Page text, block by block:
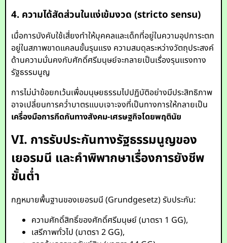
4. ความได้สัดส่วนในแง่เข้มงวด (stricto sensu)
เมื่อการบังคับใช้เสี่ยงทำให้บุคคลและเด็กที่อยู่ในความอุปการะตก
อยู่ในสภาพขาดแคลนขั้นรุนแรง ความสมดุลระหว่างวัตถุประสงค์
ด้านความมั่นคงกับศักดิ์ศรีมนุษย์จะกลายเป็นเรื่องรุนแรงทาง
รัฐธรรมนูญ
การไม่นำข้อยกเว้นเพื่อมนุษยธรรมไปปฏิบัติอย่างมีประสิทธิภาพ
อาจเปลี่ยนการคว่ำบาตรแบบเจาะจงที่เป็นทางการให้กลายเป็น
เครื่องมือการกีดกันทางสังคม-เศรษฐกิจโดยพฤตินัย
VI. การรับประกันทางรัฐธรรมนูญของ
เยอรมนี และคำพิพากษาเรื่องการยังชีพ
ขั้นต่ำ
กฎหมายพื้นฐานของเยอรมนี (Grundgesetz) รับประกัน:
ความศักดิ์สิทธิ์ของศักดิ์ศรีมนุษย์ (มาตรา 1 GG),
เสรีภาพทั่วไป (มาตรา 2 GG),